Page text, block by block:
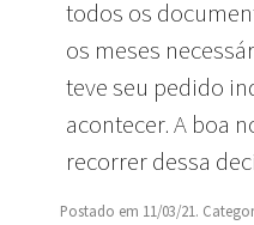
todos os
os meses
teve seu pedido
acontecer. A boa
recorrer dessa
Postado em 11/03/21.